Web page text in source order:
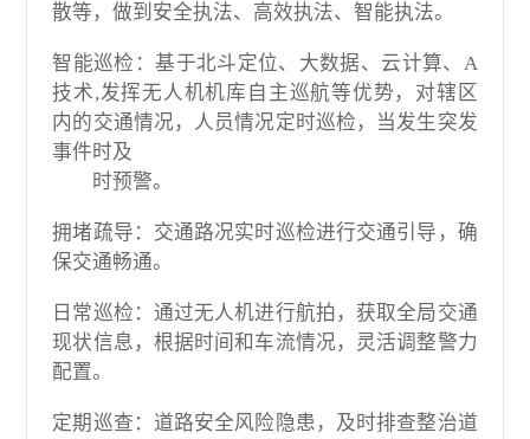
散等，做到安全执法、高效执法、智能执法。
智能巡检：基于北斗定位、大数据、云计算、A
技术,发挥无人机机库自主巡航等优势，对辖区
内的交通情况，人员情况定时巡检，当发生突发
事件时及
时预警。
拥堵疏导：交通路况实时巡检进行交通引导，确
保交通畅通。
日常巡检：通过无人机进行航拍，获取全局交通
现状信息，根据时间和车流情况，灵活调整警力
配置。
定期巡查：道路安全风险隐患，及时排查整治道